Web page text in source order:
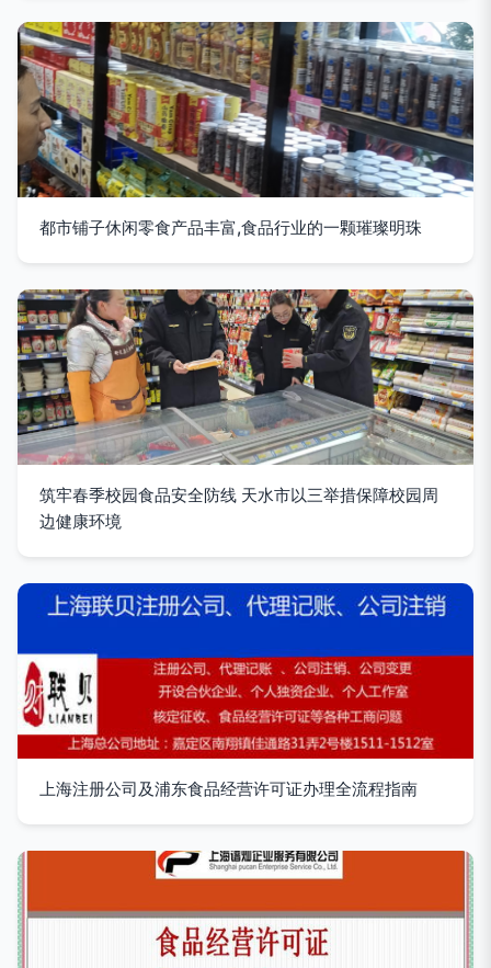
都市铺子休闲零食产品丰富,食品行业的一颗璀璨明珠
筑牢春季校园食品安全防线 天水市以三举措保障校园周
边健康环境
上海注册公司及浦东食品经营许可证办理全流程指南